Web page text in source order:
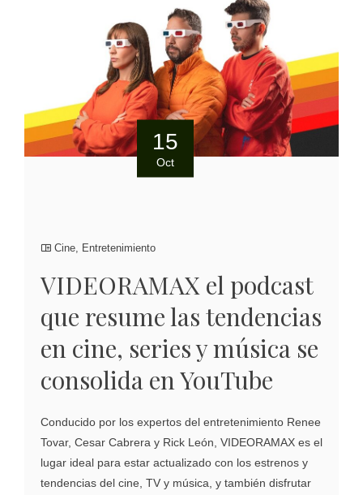
15
Oct
Cine, Entretenimiento
VIDEORAMAX el podcast
que resume las tendencias
en cine, series y música se
consolida en YouTube
Conducido por los expertos del entretenimiento Renee
Tovar, Cesar Cabrera y Rick León, VIDEORAMAX es el
lugar ideal para estar actualizado con los estrenos y
tendencias del cine, TV y música, y también disfrutar